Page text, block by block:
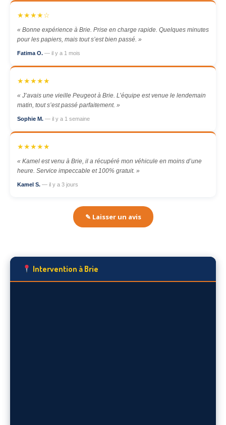
★★★★☆
« Bonne expérience à Brie. Prise en charge rapide. Quelques minutes
pour les papiers, mais tout s’est bien passé. »
Fatima O. — il y a 1 mois
★★★★★
« J’avais une vieille Peugeot à Brie. L’équipe est venue le lendemain
matin, tout s’est passé parfaitement. »
Sophie M. — il y a 1 semaine
★★★★★
« Kamel est venu à Brie, il a récupéré mon véhicule en moins d’une
heure. Service impeccable et 100% gratuit. »
Kamel S. — il y a 3 jours
✎ Laisser un avis
Intervention à Brie